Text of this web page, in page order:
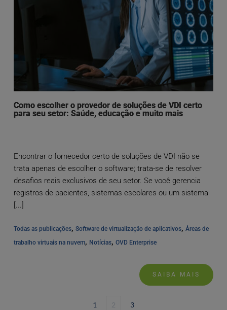
Como escolher o provedor de soluções de VDI certo
para seu setor: Saúde, educação e muito mais
Encontrar o fornecedor certo de soluções de VDI não se
trata apenas de escolher o software; trata-se de resolver
desafios reais exclusivos de seu setor. Se você gerencia
registros de pacientes, sistemas escolares ou um sistema
[...]
Todas as publicações, Software de virtualização de aplicativos, Áreas de
trabalho virtuais na nuvem, Notícias, OVD Enterprise
SAIBA MAIS
1 2 3